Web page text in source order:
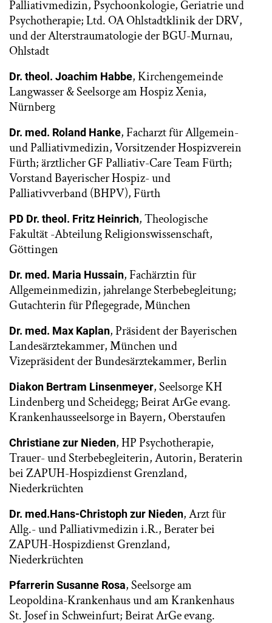
Palliativmedizin, Psychoonkologie, Geriatrie und
Psychotherapie; Ltd. OA Ohlstadtklinik der DRV,
und der Alterstraumatologie der BGU-Murnau,
Ohlstadt
Dr. theol. Joachim Habbe, Kirchengemeinde
Langwasser & Seelsorge am Hospiz Xenia,
Nürnberg
Dr. med. Roland Hanke, Facharzt für Allgemein-
und Palliativmedizin, Vorsitzender Hospizverein
Fürth; ärztlicher GF Palliativ-Care Team Fürth;
Vorstand Bayerischer Hospiz- und
Palliativverband (BHPV), Fürth
PD Dr. theol. Fritz Heinrich, Theologische
Fakultät -Abteilung Religionswissenschaft,
Göttingen
Dr. med. Maria Hussain, Fachärztin für
Allgemeinmedizin, jahrelange Sterbebegleitung;
Gutachterin für Pflegegrade, München
Dr. med. Max Kaplan, Präsident der Bayerischen
Landesärztekammer, München und
Vizepräsident der Bundesärztekammer, Berlin
Diakon Bertram Linsenmeyer, Seelsorge KH
Lindenberg und Scheidegg; Beirat ArGe evang.
Krankenhausseelsorge in Bayern, Oberstaufen
Christiane zur Nieden, HP Psychotherapie,
Trauer- und Sterbebegleiterin, Autorin, Beraterin
bei ZAPUH-Hospizdienst Grenzland,
Niederkrüchten
Dr. med.Hans-Christoph zur Nieden, Arzt für
Allg.- und Palliativmedizin i.R., Berater bei
ZAPUH-Hospizdienst Grenzland,
Niederkrüchten
Pfarrerin Susanne Rosa, Seelsorge am
Leopoldina-Krankenhaus und am Krankenhaus
St. Josef in Schweinfurt; Beirat ArGe evang.